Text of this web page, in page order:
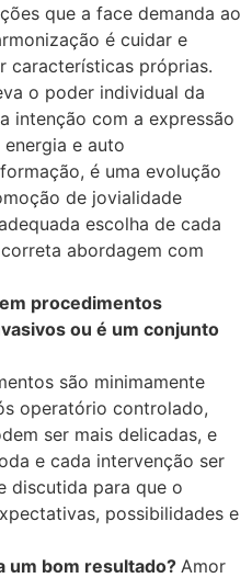
que a face demanda ao
é cuidar e
características próprias.
o poder individual da
intenção com a expressão
e auto
é uma evolução
de jovialidade
escolha de cada
abordagem com
procedimentos
ou é um conjunto
são minimamente
operatório controlado,
ser mais delicadas, e
e cada intervenção ser
discutida para que o
possibilidades e
um bom resultado? Amor